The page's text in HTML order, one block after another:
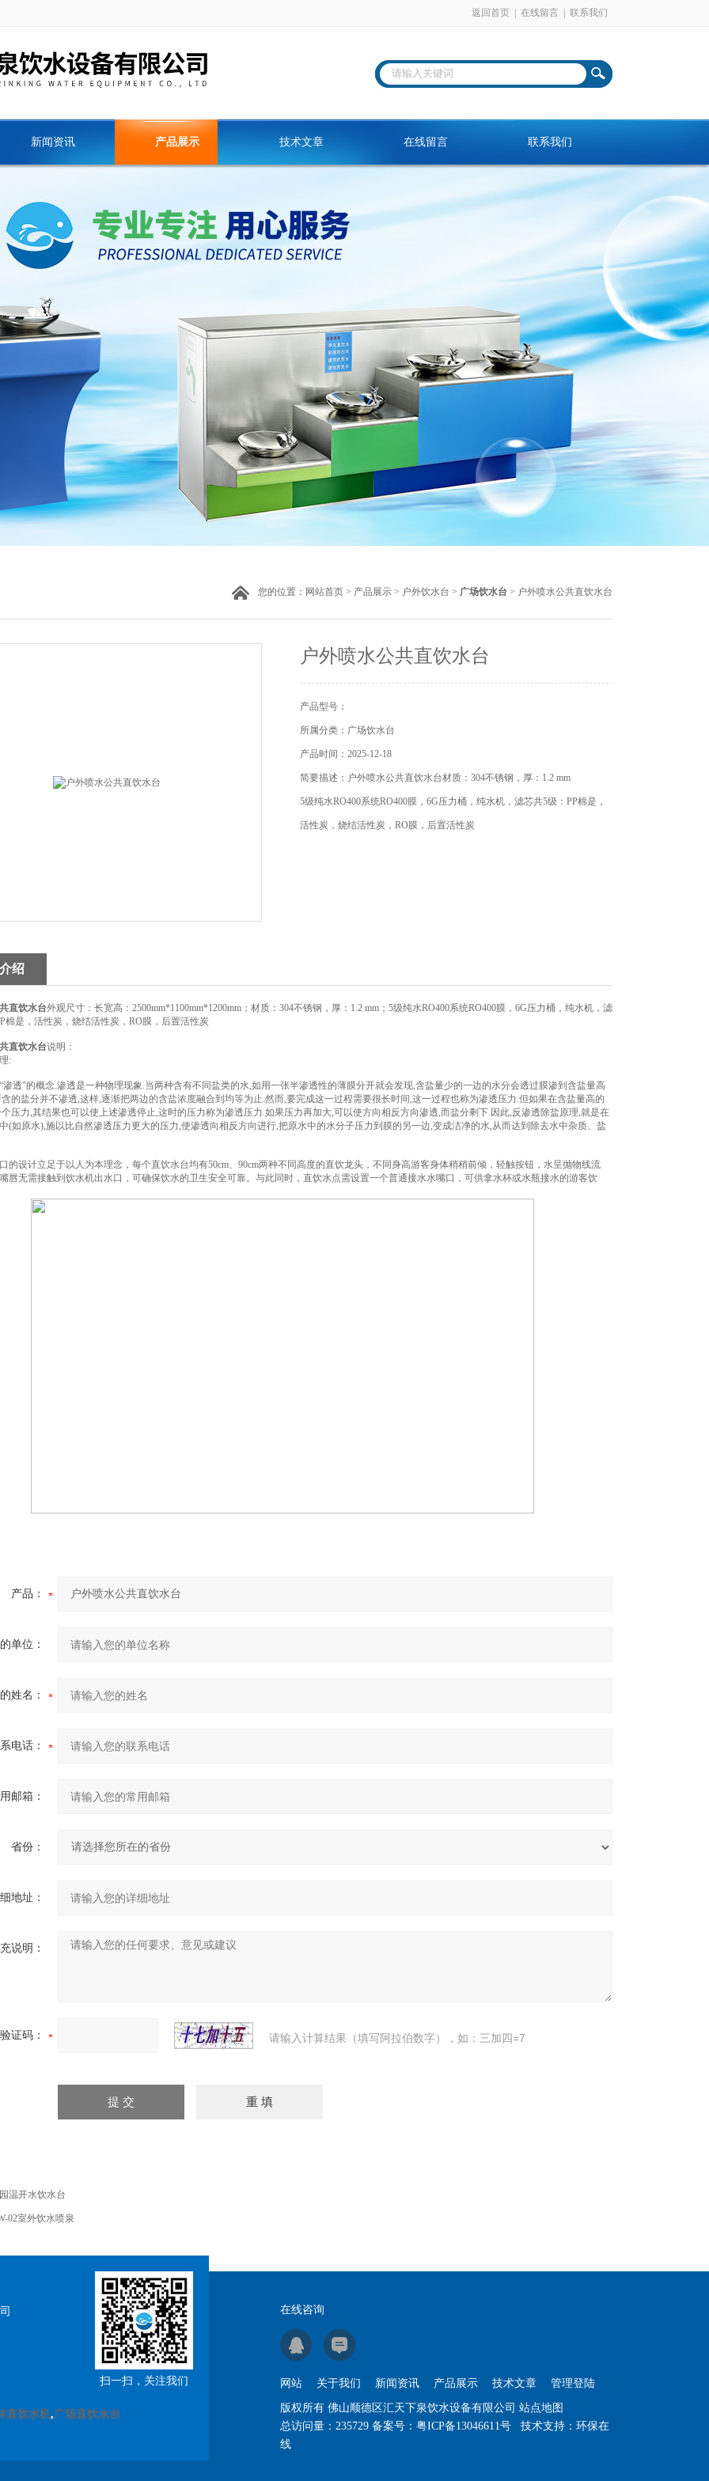
返回首页 在线留言 联系我们
新闻资讯 产品展示 技术文章 在线留言 联系我们
您的位置： 网站首页 > 产品展示 > 户外饮水台 > 广场饮水台 > 户外喷水公共直饮水台
户外喷水公共直饮水台
产品型号：
所属分类：广场饮水台
产品时间：2025-12-18
简要描述：户外喷水公共直饮水台材质：304不锈钢，厚：1.2 mm
5级纯水RO400系统RO400膜，6G压力桶，纯水机，滤芯共5级：PP棉是，
活性炭，烧结活性炭，RO膜，后置活性炭
绍
直饮水台外观尺寸：长宽高：2500mm*1100mm*1200mm；材质：304不锈钢，厚：1.2 mm；5级纯水RO400系统RO400膜，6G压力桶，纯水机，滤
棉是，活性炭，烧结活性炭，RO膜，后置活性炭
直饮水台说明：
:
渗透"的概念.渗透是一种物理现象.当两种含有不同盐类的水,如用一张半渗透性的薄膜分开就会发现,含盐量少的一边的水分会透过膜渗到含盐量高
的盐分并不渗透,这样,逐渐把两边的含盐浓度融合到均等为止.然而,要完成这一过程需要很长时间,这一过程也称为渗透压力.但如果在含盐量高的
压力,其结果也可以使上述渗透停止,这时的压力称为渗透压力.如果压力再加大,可以使方向相反方向渗透,而盐分剩下.因此,反渗透除盐原理,就是在
(如原水),施以比自然渗透压力更大的压力,使渗透向相反方向进行,把原水中的水分子压力到膜的另一边,变成洁净的水,从而达到除去水中杂质、盐
的设计立足于以人为本理念，每个直饮水台均有50cm、90cm两种不同高度的直饮龙头，不同身高游客身体稍稍前倾，轻触按钮，水呈抛物线流
唇无需接触到饮水机出水口，可确保饮水的卫生安全可靠。与此同时，直饮水点需设置一个普通接水水嘴口，可供拿水杯或水瓶接水的游客饮
产品：
单位：
姓名：
电话：
邮箱：
省份：
地址：
说明：
验证码： 请输入计算结果（填写阿拉伯数字），如：三加四=7
温开水饮水台
02室外饮水喷泉
扫一扫，关注我们
直饮水机,广场直饮水台
在线咨询
网站 关于我们 新闻资讯 产品展示 技术文章 管理登陆
版权所有 佛山顺德区汇天下泉饮水设备有限公司 站点地图
总访问量： 235729 备案号： 粤ICP备13046611号 技术支持： 环保在
线